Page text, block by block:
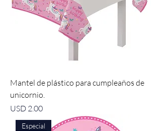
Mantel de plástico para cumpleaños de
unicornio.
Precio
USD 2.00
Especial